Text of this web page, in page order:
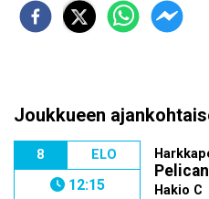
Joukkueen
8 ELO
12:15 Hakio C